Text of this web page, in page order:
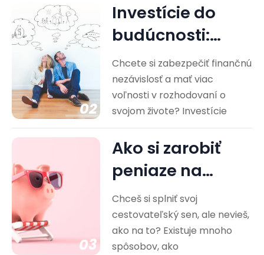
02
Investície do
budúcnosti:
Cesta k
finančnej
nezávislosti
Chcete si zabezpečiť finančnú
nezávislosť a mať viac
voľnosti v rozhodovaní o
svojom živote? Investície
03
Ako si zarobiť
peniaze na
cestovanie?
Praktické rady
Chceš si splniť svoj
cestovateľský sen, ale nevieš,
ako na to? Existuje mnoho
spôsobov, ako